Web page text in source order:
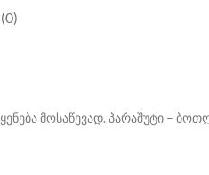
მოსაწევად. პარაშუტი –